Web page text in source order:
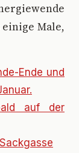
Male,
Ende und
auf der